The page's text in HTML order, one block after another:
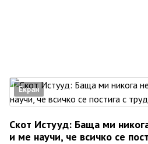
Екран
Скот Истууд: Баща ми
и ме научи, че всичко се